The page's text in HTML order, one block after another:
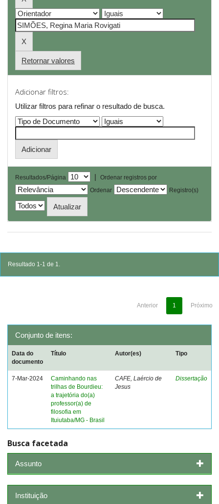
Retornar valores
Adicionar filtros:
Utilizar filtros para refinar o resultado de busca.
Resultados/Página |
Ordenar registros por
Ordenar
Registro(s)
Resultado 1-1 de 1.
Anterior 1 Próximo
Conjunto de itens:
Data do
documento
Título Autor(es) Tipo
7-Mar-2024
Caminhando nas
trilhas de Bourdieu:
a trajetória do(a)
professor(a) de
filosofia em
Ituiutaba/MG - Brasil
CAFE, Laércio de
Jesus
Dissertação
Busca facetada
Assunto
Instituição